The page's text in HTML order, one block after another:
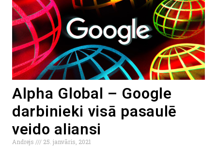
Alpha Global – Google
darbinieki visā pasaulē
veido aliansi
Andrejs
25. janvāris, 2021